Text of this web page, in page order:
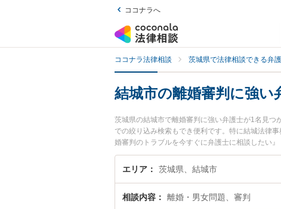
ココナラへ
ココナラ法律相談 茨城県で法律相談できる弁
結城市の離婚審判に強い
茨城県の結城市で離婚審判に強い弁護士が1名見
での絞り込み検索もでき便利です。特に結城法律
婚審判のトラブルを今すぐに弁護士に相談したい
護士に相談予約したい』などでお困りの相談者さ
エリア 茨城県、結城市
相談内容 離婚・男女問題、審判